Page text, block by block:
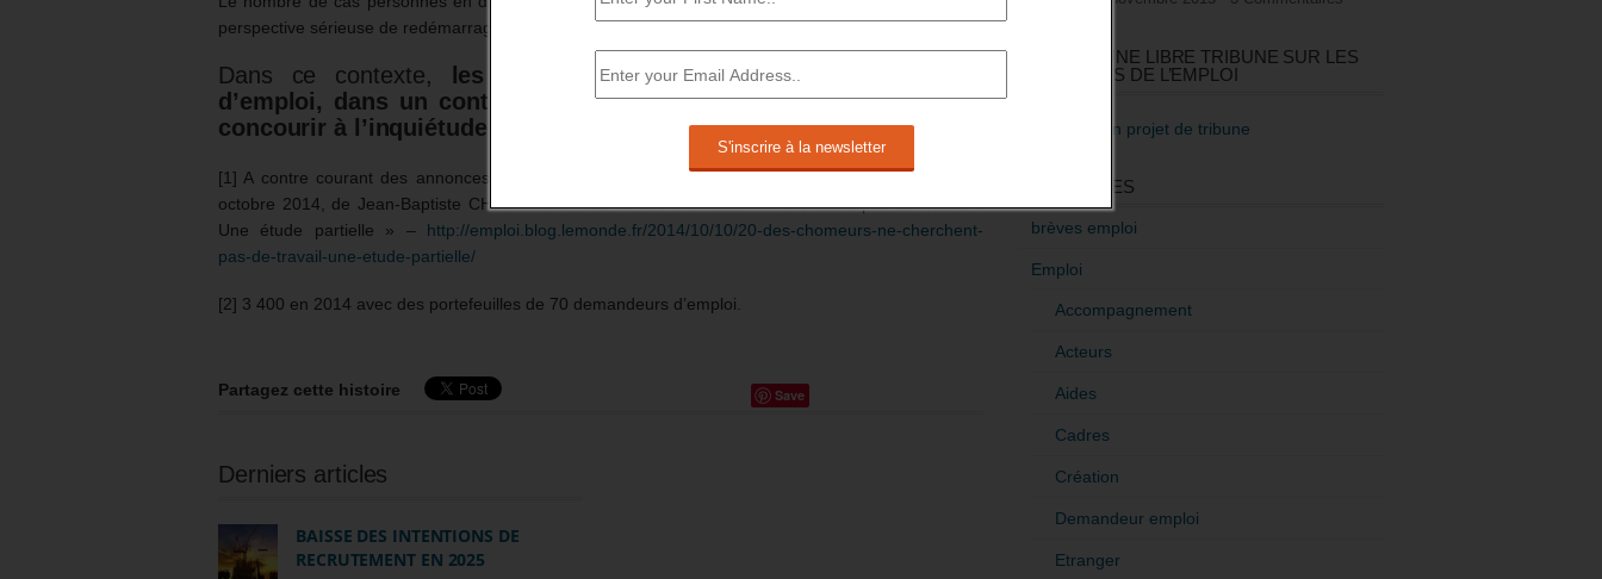
perspective sérieuse de redémarrage économique.
Dans ce contexte,
les propos tenus vis-à-vis de demandeurs
d’emploi, dans un contexte de pénurie de l’offre, ne peuvent que
concourir à l’inquiétude et au découragement.
[1] A contre courant des annonces sur le scandale des 20%, il faut noter l’excellent article du 10
octobre 2014, de Jean-Baptiste CHASTAND : « 20 % des chômeurs ne cherchent pas de travail ?
Une étude partielle » – http://emploi.blog.lemonde.fr/2014/10/10/20-des-chomeurs-ne-cherchent-
pas-de-travail-une-etude-partielle/
[2] 3 400 en 2014 avec des portefeuilles de 70 demandeurs d’emploi.
Partagez cette histoire Save
Derniers articles
BAISSE DES INTENTIONS DE
RECRUTEMENT EN 2025
RÉDIGEZ UNE LIBRE TRIBUNE SUR LES
POLITIQUES DE L’EMPLOI
>Décrire mon projet de tribune
CATÉGORIES
brèves emploi
Emploi
Accompagnement
Acteurs
Aides
Cadres
Création
Demandeur emploi
Etranger